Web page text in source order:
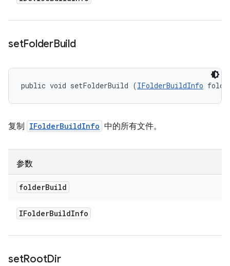
setFolderBuild
public void setFolderBuild (IFolderBuildInfo
复制 IFolderBuildInfo 中的所有文件。
参数
folderBuild
IFolderBuildInfo
setRootDir